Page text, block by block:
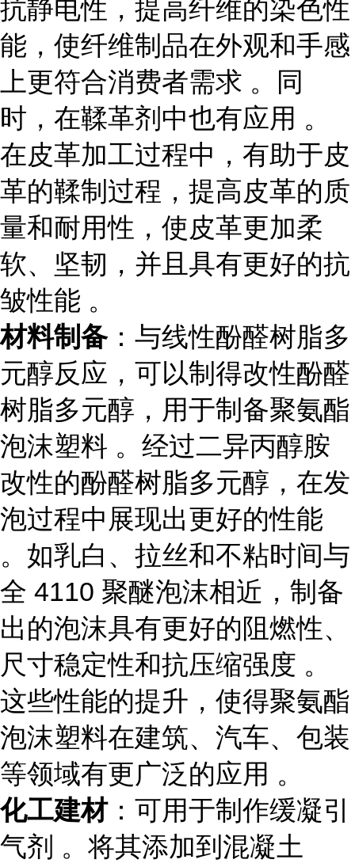
抗静电性，提高纤维的染色性
能，使纤维制品在外观和手感
上更符合消费者需求 。同
时，在鞣革剂中也有应用 。
在皮革加工过程中，有助于皮
革的鞣制过程，提高皮革的质
量和耐用性，使皮革更加柔
软、坚韧，并且具有更好的抗
皱性能 。
材料制备：与线性酚醛树脂多
元醇反应，可以制得改性酚醛
树脂多元醇，用于制备聚氨酯
泡沫塑料 。经过二异丙醇胺
改性的酚醛树脂多元醇，在发
泡过程中展现出更好的性能
。如乳白、拉丝和不粘时间与
全 4110 聚醚泡沫相近，制备
出的泡沫具有更好的阻燃性、
尺寸稳定性和抗压缩强度 。
这些性能的提升，使得聚氨酯
泡沫塑料在建筑、汽车、包装
等领域有更广泛的应用 。
化工建材：可用于制作缓凝引
气剂 。将其添加到混凝土